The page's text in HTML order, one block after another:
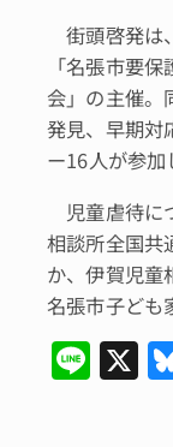
街頭啓発は
「名張市要
会」の主催。
発見、早期対
ー16人が参加
児童虐待に
相談所全国共
か、伊賀児童
名張市子ども
Li X